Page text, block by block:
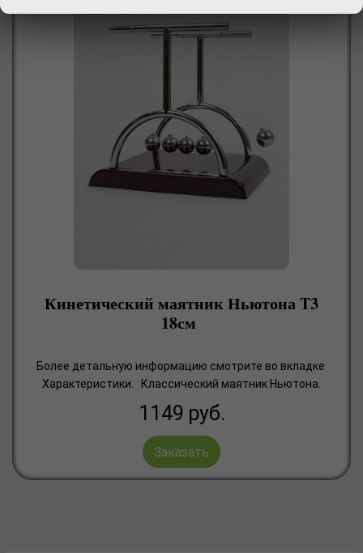
Кинетический маятник Ньютона T3
18см
Более детальную информацию смотрите во вкладке
Характеристики. Классический маятник Ньютона.
1149 руб.
Заказать